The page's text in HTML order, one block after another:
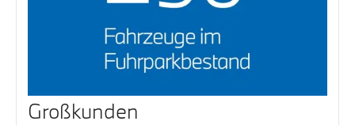
Großkunden